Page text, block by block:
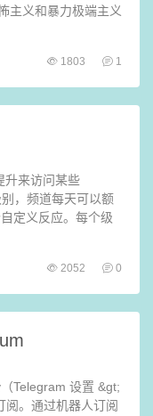
主义和暴力极端主义
1803 1
升来访问某些
，频道每天可以额
定义反应。每个级
2052 0
Telegram 设置 &gt;
。通过机器人订阅